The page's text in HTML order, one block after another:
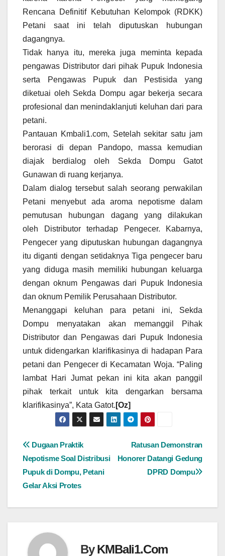
Rencana Definitif Kebutuhan Kelompok (RDKK)
Petani saat ini telah diputuskan hubungan
dagangnya.
Tidak hanya itu, mereka juga meminta kepada
pengawas Distributor dari pihak Pupuk Indonesia
serta Pengawas Pupuk dan Pestisida yang
diketuai oleh Sekda Dompu agar bekerja secara
profesional dan menindaklanjuti keluhan dari para
petani.
Pantauan Kmbali1.com, Setelah sekitar satu jam
berorasi di depan Pandopo, massa kemudian
diajak berdialog oleh Sekda Dompu Gatot
Gunawan di ruang kerjanya.
Dalam dialog tersebut salah seorang perwakilan
Petani menyebut ada aroma nepotisme dalam
pemutusan hubungan dagang yang dilakukan
oleh Distributor terhadap Pengecer. Kabarnya,
Pengecer yang diputuskan hubungan dagangnya
itu diganti dengan setidaknya Tiga pengecer baru
yang diduga masih memiliki hubungan keluarga
dengan oknum Pengawas dari Pupuk Indonesia
dan oknum Pemilik Perusahaan Distributor.
Menanggapi keluhan para petani ini, Sekda
Dompu menyatakan akan memanggil Pihak
Distributor dan Pengawas dari Pupuk Indonesia
untuk didengarkan klarifikasinya di hadapan Para
petani dan Pengecer di Kecamatan Woja. “Paling
lambat Hari Jumat pekan ini kita akan panggil
pihak terkait untuk kita dengarkan bersama
klarifikasinya”, Kata Gatot. [Oz]
Navigasi
pos
Ratusan Demonstran
Honorer Datangi Gedung
DPRD Dompu
Dugaan Praktik
Nepotisme Soal Distribusi
Pupuk di Dompu, Petani
Gelar Aksi Protes
ByKMBali1.Com